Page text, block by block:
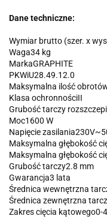
Dane techniczne:
Wymiar brutto (szer. x
Waga34 kg
MarkaGRAPHITE
PKWiU28.49.12.0
Maksymalna ilość
Klasa ochronnościII
Grubość tarczy
Moc1600 W
Napięcie
Maksymalna głębokość
Maksymalna głębokość
Grubość tarczy2.8 mm
Gwarancja3 lata
Średnica wewnętrzna
Średnica zewnętrzna
Zakres cięcia kątowego0-